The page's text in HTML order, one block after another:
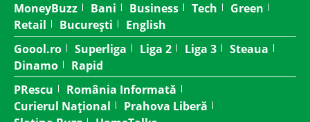
MoneyBuzz
Bani Business Tech
Green
Retail
București
English
Goool.ro
Superliga Liga 2 Liga 3
Steaua
Dinamo
Rapid
PRescu
România Informată
Curierul Național
Prahova Liberă